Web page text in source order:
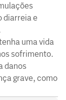
diarreia e
uma vida
sofrimento.
danos
grave, como